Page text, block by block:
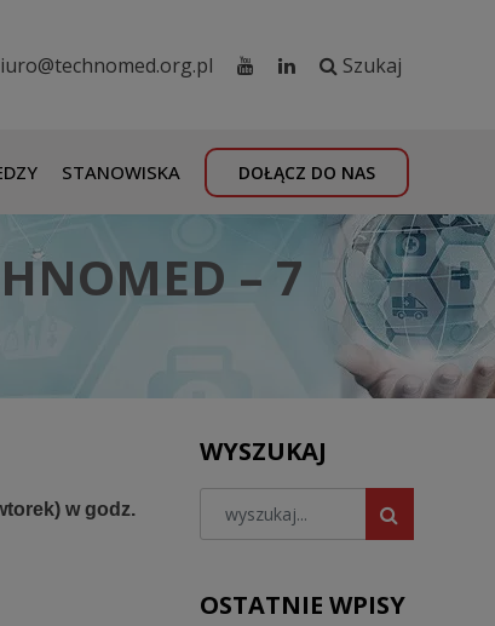
Szukaj
STANOWISKA DOŁĄCZ DO NAS
– 7
w godz.
WYSZUKAJ
OSTATNIE WPISY